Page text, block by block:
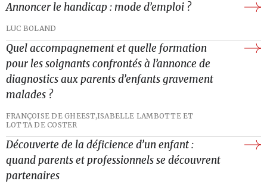
Annoncer le handicap : mode d’emploi ?
LUC BOLAND
Quel accompagnement et quelle formation
pour les soignants confrontés à l’annonce de
diagnostics aux parents d’enfants gravement
malades ?
FRANÇOISE DE GHEEST,ISABELLE LAMBOTTE ET
LOTTA DE COSTER
Découverte de la déficience d’un enfant :
quand parents et professionnels se découvrent
partenaires